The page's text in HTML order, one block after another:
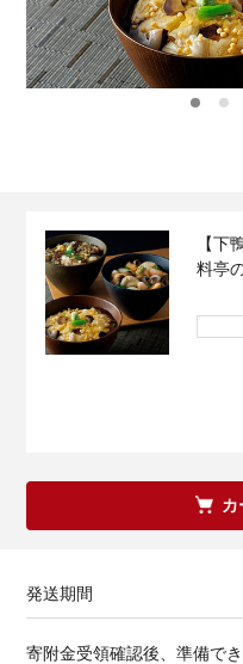
【下
料亭
カ
発送期間
寄附金受領確認後、準備で